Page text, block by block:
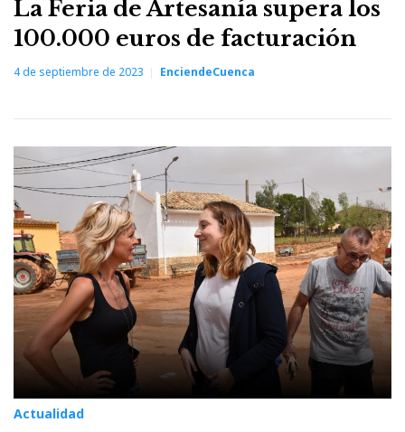
La Feria de Artesanía supera los
100.000 euros de facturación
4 de septiembre de 2023 EnciendeCuenca
Actualidad